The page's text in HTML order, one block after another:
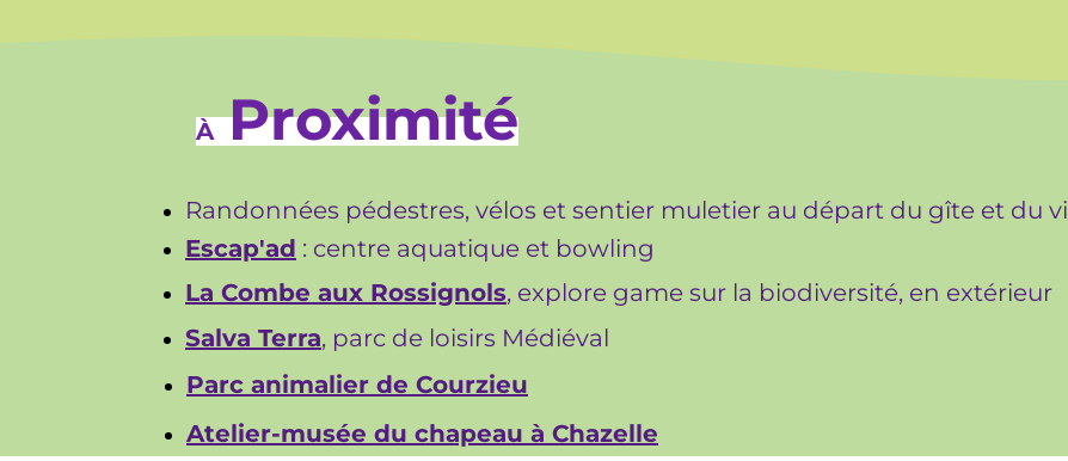
À Proximité
Randonnées pédestres, vélos et sentier muletier au départ du gîte et du
Escap'ad : centre aquatique et bowling
La Combe aux Rossignols, explore game sur la biodiversité, en extérieur
Salva Terra, parc de loisirs Médiéval
Parc animalier de Courzieu
Atelier-musée du chapeau à Chazelle